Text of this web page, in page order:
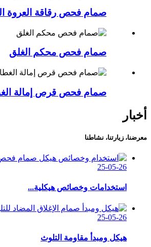
صمام فحص رقاقة العروة
صمام فحص محكم الغلق
صمام فحص قرص إمالة
أخبار
معرضنا، زيارتنا، نشاطنا
25-05-26
استخدامات وخصائص هيكلية...
25-05-26
هيكل ومبدأ مقاومة التلوث